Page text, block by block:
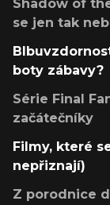
Shadow of
se jen tak
boty zábavy?
Série Final
začátečníky
Filmy, které
nepřiznají)
Z porodnice